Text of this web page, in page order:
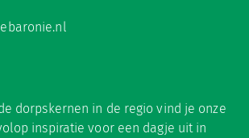
dorpskernen in de regio vind je onze
inspiratie voor een dagje uit in